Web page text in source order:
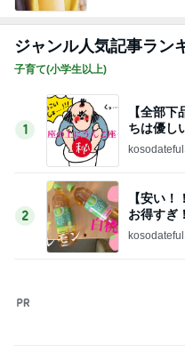
ジャンル人気記事ラン
子育て(小学生以上)
1
【全部
ちは優し
2
【安い
お得すぎ
3